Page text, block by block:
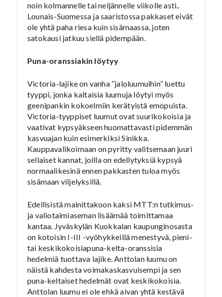
noin kolmannelle tai neljännelle viikolle asti..
Lounais-Suomessa ja saaristossa pakkaset eivät
ole yhtä paha riesa kuin sisämaassa, joten
satokausi jatkuu siellä pidempään.
Puna-oranssiakin löytyy
Victoria-lajike on vanha ”jaloluumuihin” luettu
tyyppi, jonka kaltaisia luumuja löytyi myös
geenipankin kokoelmiin kerätyistä emopuista.
Victoria-tyyppiset luumut ovat suurikokoisia ja
vaativat kypsyäkseen huomattavasti pidemmän
kasvuajan kuin esimerkiksi Sinikka.
Kauppavalikoimaan on pyritty valitsemaan juuri
sellaiset kannat, joilla on edellytyksiä kypsyä
normaalikesinä ennen pakkasten tuloa myös
sisämaan viljelyksillä.
Edellisistä mainittakoon kaksi MTT:n tutkimus-
ja valiotaimiaseman lisäämää toimittamaa
kantaa. Jyväskylän Kuokkalan kaupunginosasta
on kotoisin I-III -vyöhykkeillä menestyvä, pieni-
tai keskikokoisiapuna-kelta-oranssisia
hedelmiä tuottava lajike. Anttolan luumu on
näistä kahdesta voimakaskasvuisempi ja sen
puna-keltaiset hedelmät ovat keskikokoisia.
Anttolan luumu ei ole ehkä aivan yhtä kestävä